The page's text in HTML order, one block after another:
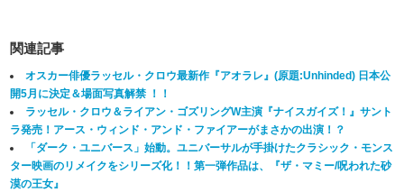
関連記事
オスカー俳優ラッセル・クロウ最新作『アオラレ』(原題:Unhinded) 日本公
開5月に決定＆場面写真解禁 ！！
ラッセル・クロウ＆ライアン・ゴズリングW主演『ナイスガイズ！』サント
ラ発売！アース・ウィンド・アンド・ファイアーがまさかの出演！？
「ダーク・ユニバース」始動。ユニバーサルが手掛けたクラシック・モンス
ター映画のリメイクをシリーズ化！！第一弾作品は、『ザ・マミー/呪われた砂
漠の王女』